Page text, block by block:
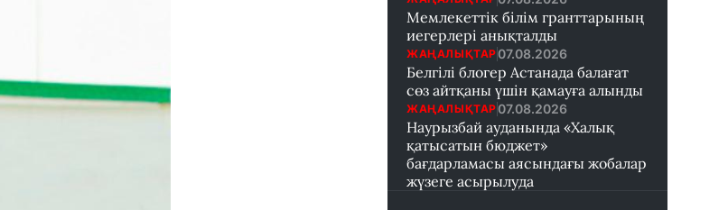
Мемлекеттік білім гранттарының
иегерлері анықталды
ЖАҢАЛЫҚТАР 07.08.2026
Белгілі блогер Астанада балағат
сөз айтқаны үшін қамауға алынды
ЖАҢАЛЫҚТАР 07.08.2026
Наурызбай ауданында «Халық
қатысатын бюджет»
бағдарламасы аясындағы жобалар
жүзеге асырылуда